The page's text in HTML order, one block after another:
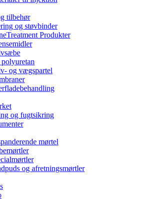
tilbehør
og støvbinder
Produkter
og vægspartel
og fugtsikring
mørtel
og afretningsmørtler